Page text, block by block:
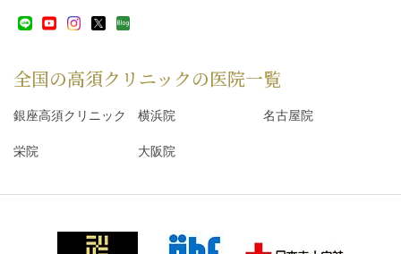
全国の高須クリニックの医院一覧
銀座高須クリニック 横浜院 名古屋院
栄院 大阪院